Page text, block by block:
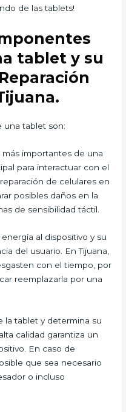
de las tablets!
tablet y su
una tablet son:
más importantes de una
para interactuar con el
de celulares en
posibles daños en la
de sensibilidad táctil.
al dispositivo y su
del usuario. En Tijuana,
con el tiempo, por
reemplazarla por una
la tablet y determina su
calidad garantiza un
En caso de
que sea necesario
o incluso